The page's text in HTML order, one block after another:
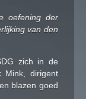
oefening der
van den
zich in de
Mink, dirigent
blazen goed